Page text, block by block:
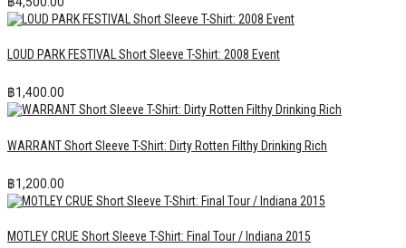
LOUD PARK FESTIVAL Short Sleeve T-Shirt: 2008 Event
฿1,400.00
WARRANT Short Sleeve T-Shirt: Dirty Rotten Filthy Drinking Rich
฿1,200.00
MOTLEY CRUE Short Sleeve T-Shirt: Final Tour / Indiana 2015